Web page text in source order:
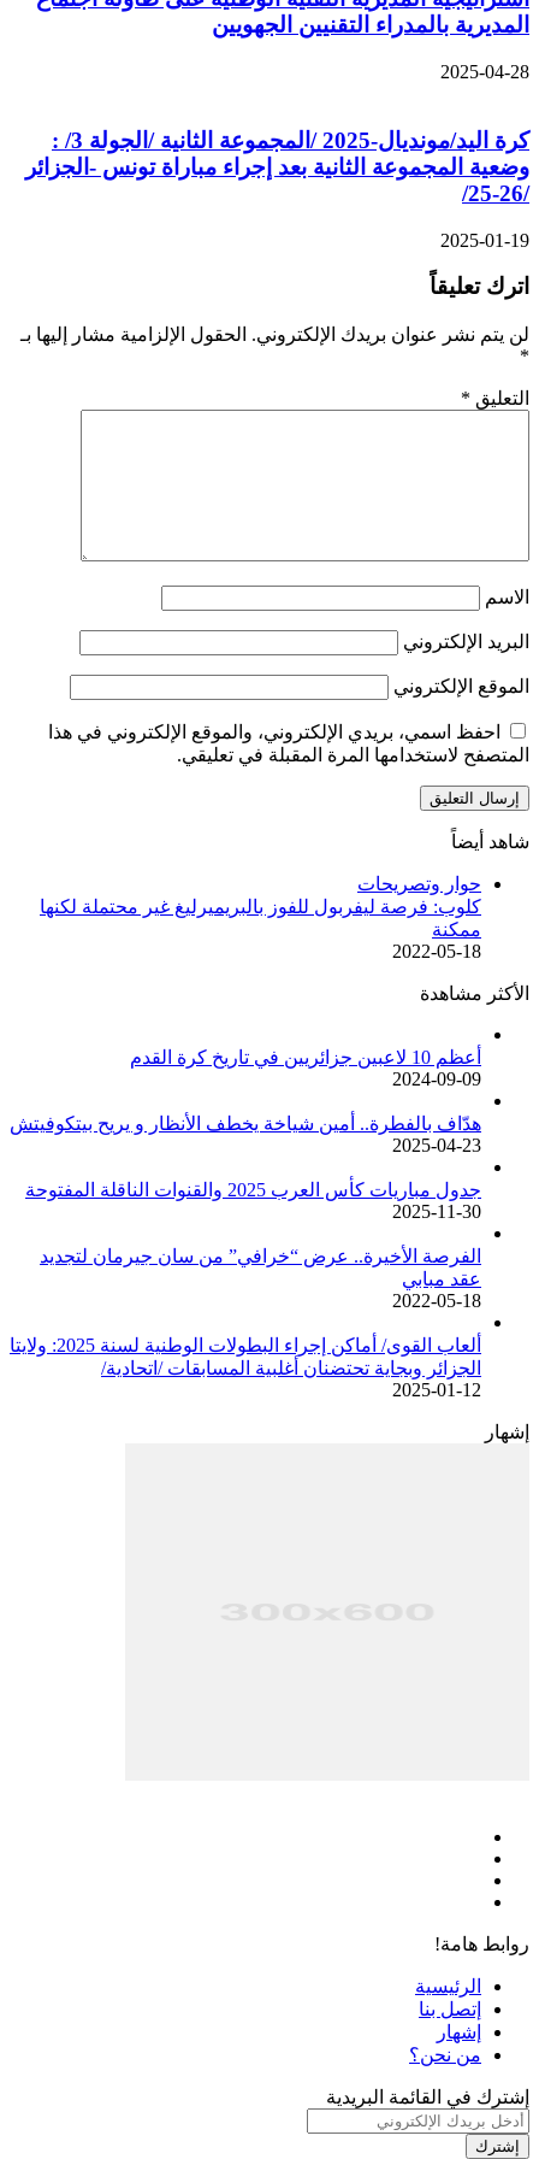
المديرية بالمدراء التقنيين الجهويين
2025-04-28
كرة اليد/مونديال-2025 /المجموعة الثانية /الجولة 3/ :
وضعية المجموعة الثانية بعد إجراء مباراة تونس -الجزائر
/26-25/
2025-01-19
اترك تعليقاً
لن يتم نشر عنوان بريدك الإلكتروني. الحقول الإلزامية مشار إليها بـ
*
التعليق *
الاسم
البريد الإلكتروني
الموقع الإلكتروني
احفظ اسمي، بريدي الإلكتروني، والموقع الإلكتروني في هذا
المتصفح لاستخدامها المرة المقبلة في تعليقي.
شاهد أيضاً
حوار وتصريحات
كلوب: فرصة ليفربول للفوز بالبريميرليغ غير محتملة لكنها
ممكنة
2022-05-18
الأكثر مشاهدة
أعظم 10 لاعبين جزائريين في تاريخ كرة القدم
2024-09-09
هدّاف بالفطرة.. أمين شياخة يخطف الأنظار و يريح بيتكوفيتش
2025-04-23
جدول مباريات كأس العرب 2025 والقنوات الناقلة المفتوحة
2025-11-30
الفرصة الأخيرة.. عرض “خرافي” من سان جيرمان لتجديد
عقد مبابي
2022-05-18
ألعاب القوى/ أماكن إجراء البطولات الوطنية لسنة 2025: ولايتا
الجزائر وبجاية تحتضنان أغلبية المسابقات /اتحادية/
2025-01-12
إشهار
روابط هامة!
الرئيسية
إتصل بنا
إشهار
من نحن؟
إشترك في القائمة البريدية
أدخل
بريدك